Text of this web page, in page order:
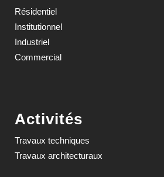
Résidentiel
Institutionnel
Industriel
Commercial
Activités
Travaux techniques
Travaux architecturaux